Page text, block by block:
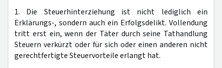
1. Die Steuerhinterziehung ist nicht lediglich ein
Erklärungs-, sondern auch ein Erfolgsdelikt. Vollendung
tritt erst ein, wenn der Täter durch seine Tathandlung
Steuern verkürzt oder für sich oder einen anderen nicht
gerechtfertigte Steuervorteile erlangt hat.